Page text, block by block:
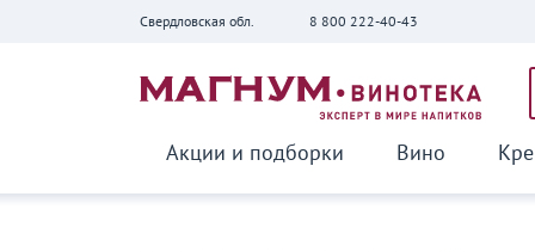
Свердловская обл. 8 800 222-40-43
Акции и подборки Вино